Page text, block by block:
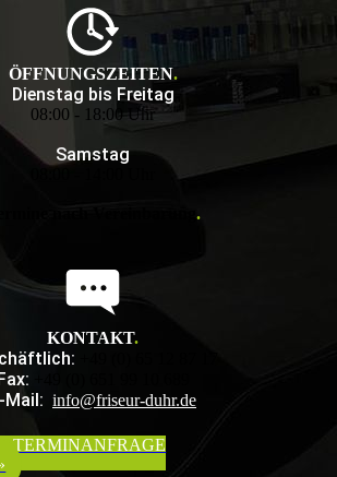
ÖFFNUNGSZEITEN.
Dienstag bis Freitag
08:00 - 18:00 Uhr
Samstag
nach Vereinbarung .
KONTAKT.
Fax:
Mail: info@friseur-duhr.de
TERMINANFRAGE